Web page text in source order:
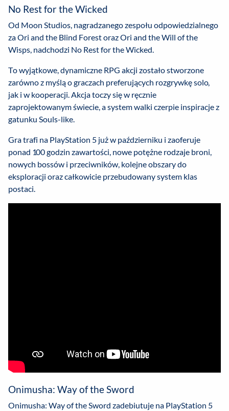
No Rest for the Wicked
Od Moon Studios, nagradzanego zespołu odpowiedzialnego
za Ori and the Blind Forest oraz Ori and the Will of the
Wisps, nadchodzi No Rest for the Wicked.
To wyjątkowe, dynamiczne RPG akcji zostało stworzone
zarówno z myślą o graczach preferujących rozgrywkę solo,
jak i w kooperacji. Akcja toczy się w ręcznie
zaprojektowanym świecie, a system walki czerpie inspiracje z
gatunku Souls-like.
Gra trafi na PlayStation 5 już w październiku i zaoferuje
ponad 100 godzin zawartości, nowe potężne rodzaje broni,
nowych bossów i przeciwników, kolejne obszary do
eksploracji oraz całkowicie przebudowany system klas
postaci.
Onimusha: Way of the Sword
Onimusha: Way of the Sword zadebiutuje na PlayStation 5